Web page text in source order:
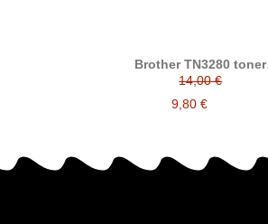
Brother TN3280 toner
compatible
14,00 €
9,80 €